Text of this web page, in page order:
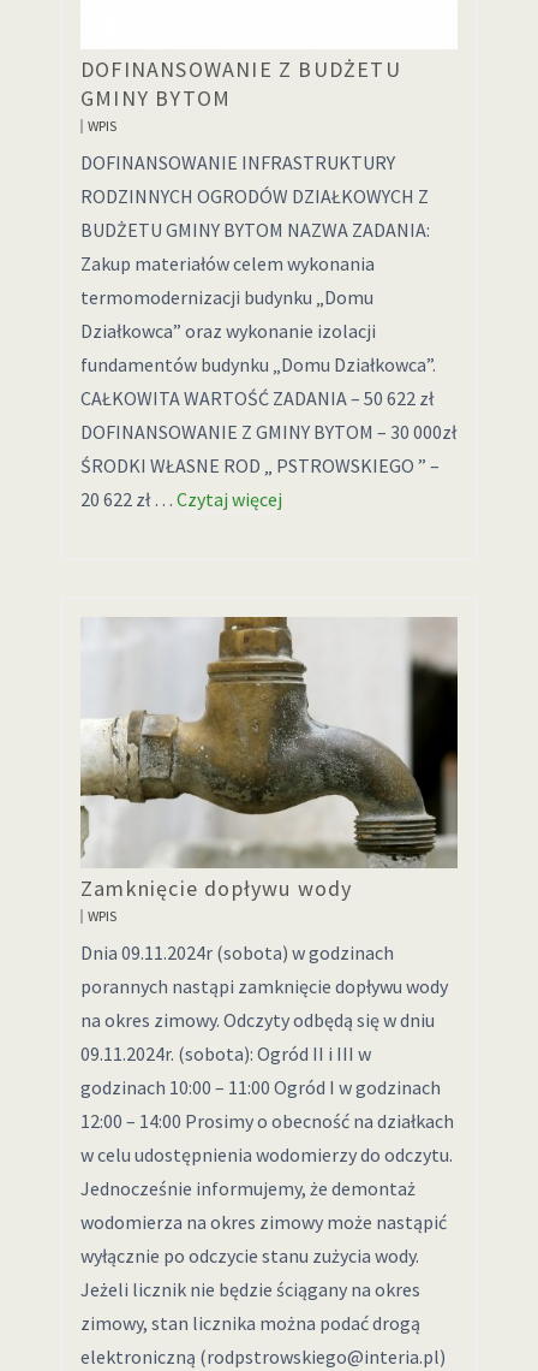
DOFINANSOWANIE Z BUDŻETU
GMINY BYTOM
WPIS
DOFINANSOWANIE INFRASTRUKTURY
RODZINNYCH OGRODÓW DZIAŁKOWYCH Z
BUDŻETU GMINY BYTOM NAZWA ZADANIA:
Zakup materiałów celem wykonania
termomodernizacji budynku „Domu
Działkowca” oraz wykonanie izolacji
fundamentów budynku „Domu Działkowca”.
CAŁKOWITA WARTOŚĆ ZADANIA – 50 622 zł
DOFINANSOWANIE Z GMINY BYTOM – 30 000zł
ŚRODKI WŁASNE ROD „ PSTROWSKIEGO ” –
20 622 zł … Czytaj więcej
Zamknięcie dopływu wody
WPIS
Dnia 09.11.2024r (sobota) w godzinach
porannych nastąpi zamknięcie dopływu wody
na okres zimowy. Odczyty odbędą się w dniu
09.11.2024r. (sobota): Ogród II i III w
godzinach 10:00 – 11:00 Ogród I w godzinach
12:00 – 14:00 Prosimy o obecność na działkach
w celu udostępnienia wodomierzy do odczytu.
Jednocześnie informujemy, że demontaż
wodomierza na okres zimowy może nastąpić
wyłącznie po odczycie stanu zużycia wody.
Jeżeli licznik nie będzie ściągany na okres
zimowy, stan licznika można podać drogą
elektroniczną (rodpstrowskiego@interia.pl)